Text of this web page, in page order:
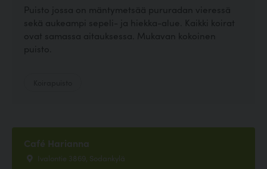
Puisto jossa on mäntymetsää pururadan vieressä
sekä aukeampi sepeli- ja hiekka-alue. Kaikki koirat
ovat samassa aitauksessa. Mukavan kokoinen
puisto.
Café Harianna
Ivalontie 3869, Sodankylä